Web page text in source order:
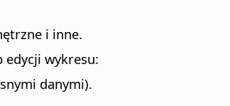
i inne.
wykresu:
danymi).